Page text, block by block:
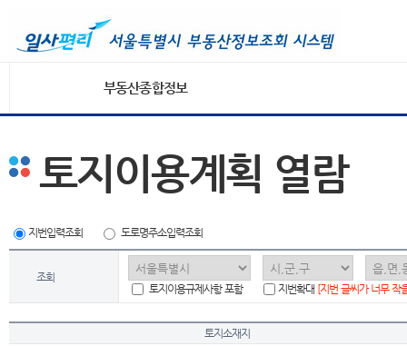
부동산종합정보
토지이용계획 열람
지번입력조회 도로명주소입력조회
조회
토지이용규제사항 포함
지번확대 [지번 글씨가 너무 작
토지소재지